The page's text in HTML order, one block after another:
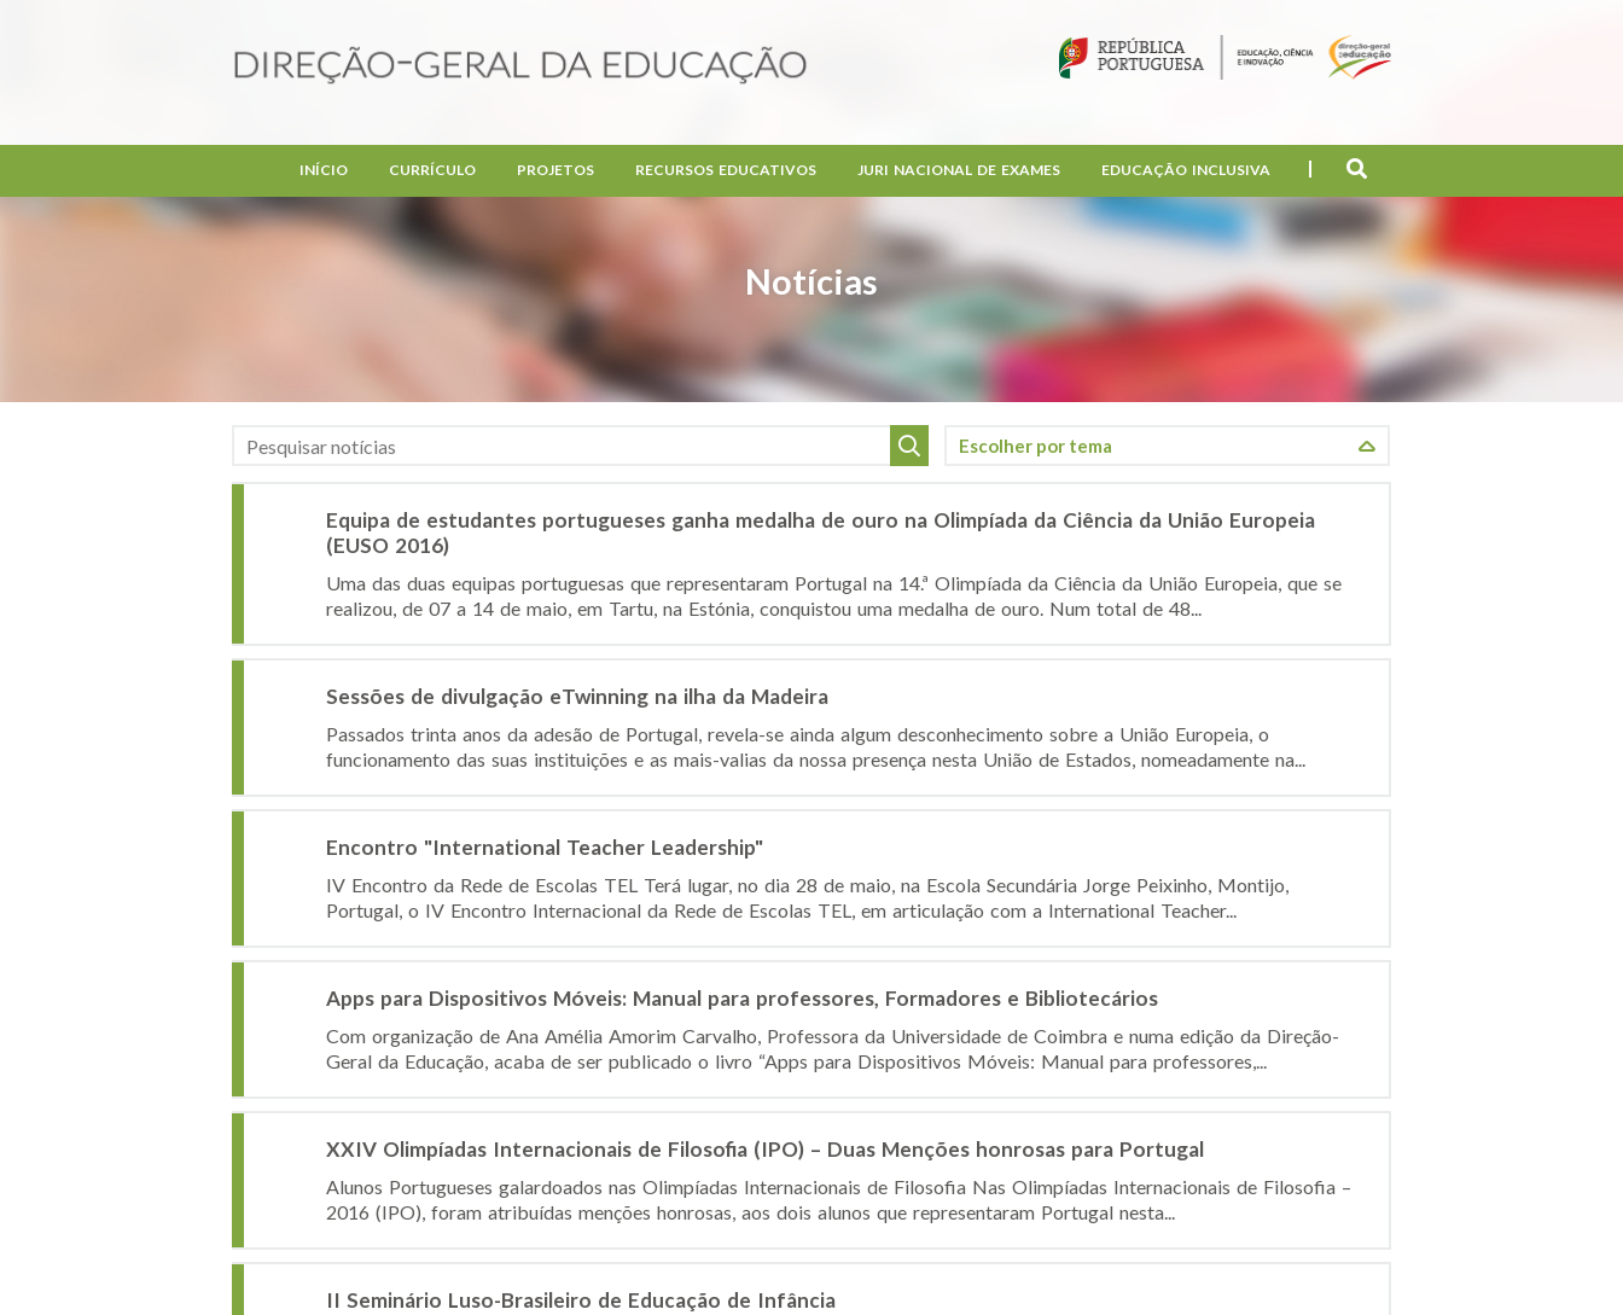
Notícias
INÍCIO CURRÍCULO PROJETOS RECURSOS EDUCATIVOS JURI NACIONAL DE EXAMES EDUCAÇÃO INCLUSIVA
Equipa de estudantes portugueses ganha medalha de ouro na Olimpíada da Ciência da União Europeia
(EUSO 2016)
Uma das duas equipas portuguesas que representaram Portugal na 14.ª Olimpíada da Ciência da União Europeia, que se
realizou, de 07 a 14 de maio, em Tartu, na Estónia, conquistou uma medalha de ouro. Num total de 48...
Sessões de divulgação eTwinning na ilha da Madeira
Passados trinta anos da adesão de Portugal, revela-se ainda algum desconhecimento sobre a União Europeia, o
funcionamento das suas instituições e as mais-valias da nossa presença nesta União de Estados, nomeadamente na...
Encontro "International Teacher Leadership"
IV Encontro da Rede de Escolas TEL Terá lugar, no dia 28 de maio, na Escola Secundária Jorge Peixinho, Montijo,
Portugal, o IV Encontro Internacional da Rede de Escolas TEL, em articulação com a International Teacher...
Apps para Dispositivos Móveis: Manual para professores, Formadores e Bibliotecários
Com organização de Ana Amélia Amorim Carvalho, Professora da Universidade de Coimbra e numa edição da Direção-
Geral da Educação, acaba de ser publicado o livro “Apps para Dispositivos Móveis: Manual para professores,...
XXIV Olimpíadas Internacionais de Filosofia (IPO) – Duas Menções honrosas para Portugal
Alunos Portugueses galardoados nas Olimpíadas Internacionais de Filosofia Nas Olimpíadas Internacionais de Filosofia –
2016 (IPO), foram atribuídas menções honrosas, aos dois alunos que representaram Portugal nesta...
II Seminário Luso-Brasileiro de Educação de Infância